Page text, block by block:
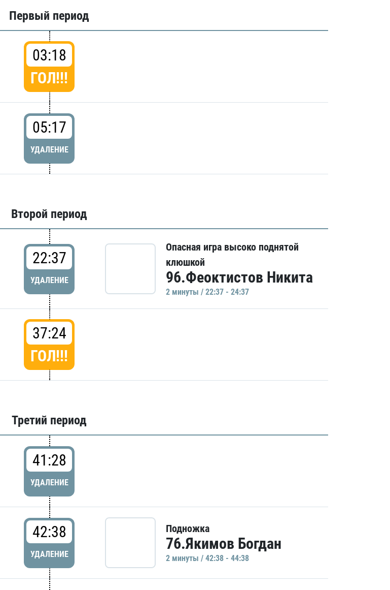
Первый период
03:18
ГОЛ!!!
05:17
УДАЛЕНИЕ
Второй период
22:37
УДАЛЕНИЕ
Опасная игра высоко поднятой
клюшкой
96.Феоктистов Никита
2 минуты / 22:37 - 24:37
37:24
ГОЛ!!!
Третий период
41:28
УДАЛЕНИЕ
42:38
УДАЛЕНИЕ
Подножка
76.Якимов Богдан
2 минуты / 42:38 - 44:38